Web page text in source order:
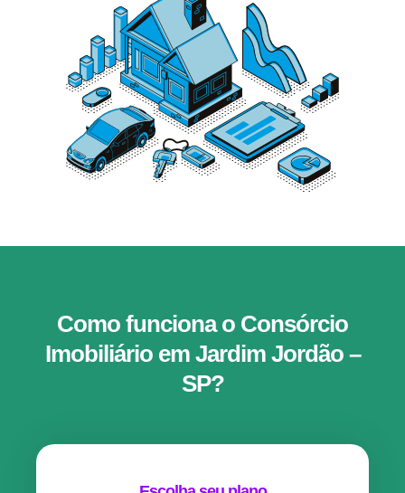
Como funciona o Consórcio
Imobiliário em Jardim Jordão –
SP?